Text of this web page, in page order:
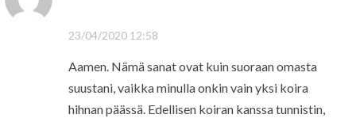
23/04/2020 12:58
Aamen. Nämä sanat ovat kuin suoraan omasta
suustani, vaikka minulla onkin vain yksi koira
hihnan päässä. Edellisen koiran kanssa tunnistin,